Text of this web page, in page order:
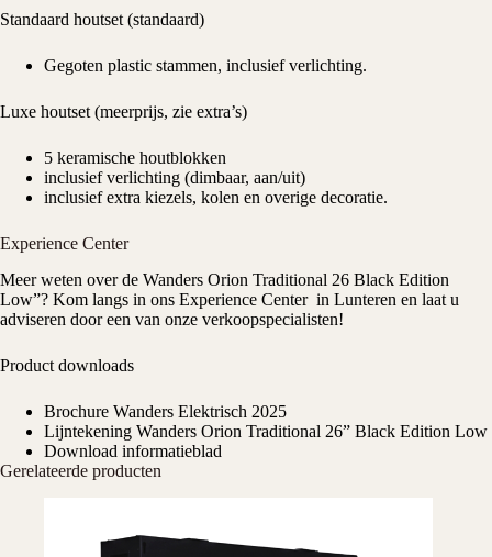
Standaard houtset (standaard)
Gegoten plastic stammen, inclusief verlichting.
Luxe houtset (meerprijs, zie extra’s)
5 keramische houtblokken
inclusief verlichting (dimbaar, aan/uit)
inclusief extra kiezels, kolen en overige decoratie.
Experience Center
Meer weten over de Wanders Orion Traditional 26 Black Edition
Low”? Kom langs in ons Experience Center in Lunteren en laat u
adviseren door een van onze verkoopspecialisten!
Product downloads
Brochure Wanders Elektrisch 2025
Lijntekening Wanders Orion Traditional 26” Black Edition Low
Download informatieblad
Gerelateerde producten